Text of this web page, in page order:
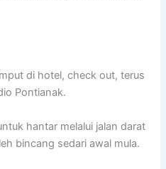
di hotel, check out, terus
Pontianak.
hantar melalui jalan darat
bincang sedari awal mula.